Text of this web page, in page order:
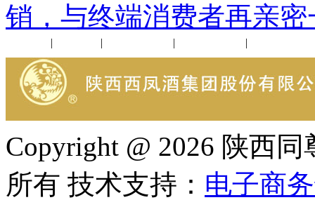
销，与终端消费者再亲密
| | | |
Copyright @ 2026 陕西
所有 技术支持： 电子商